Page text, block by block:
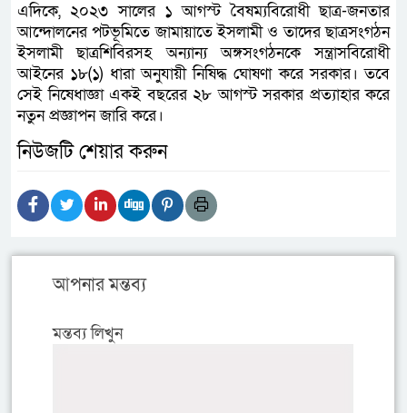
এদিকে, ২০২৩ সালের ১ আগস্ট বৈষম্যবিরোধী ছাত্র-জনতার
আন্দোলনের পটভূমিতে জামায়াতে ইসলামী ও তাদের ছাত্রসংগঠন
ইসলামী ছাত্রশিবিরসহ অন্যান্য অঙ্গসংগঠনকে সন্ত্রাসবিরোধী
আইনের ১৮(১) ধারা অনুযায়ী নিষিদ্ধ ঘোষণা করে সরকার। তবে
সেই নিষেধাজ্ঞা একই বছরের ২৮ আগস্ট সরকার প্রত্যাহার করে
নতুন প্রজ্ঞাপন জারি করে।
নিউজটি শেয়ার করুন
আপনার মন্তব্য
মন্তব্য লিখুন